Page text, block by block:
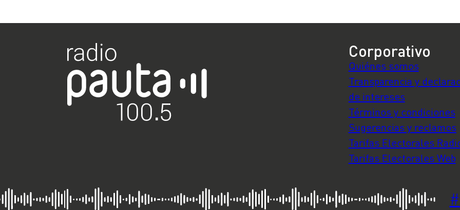
Corporativo
Quiénes somos
Transparencia y
de intereses
Términos y condiciones
Sugerencias y reclamos
Tarifas Electorales
Tarifas Electorales Web
#